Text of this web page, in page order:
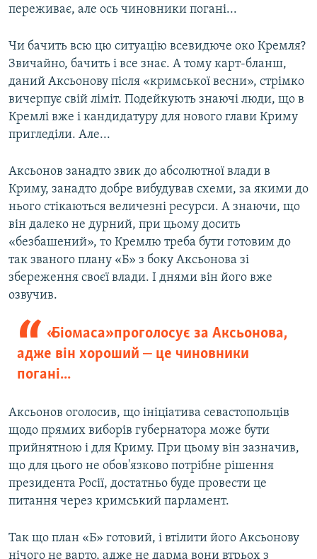
переживає, але ось чиновники погані...
Чи бачить всю цю ситуацію всевидюче око Кремля?
Звичайно, бачить і все знає. А тому карт-бланш,
даний Аксьонову після «кримської весни», стрімко
вичерпує свій ліміт. Подейкують знаючі люди, що в
Кремлі вже і кандидатуру для нового глави Криму
пригледіли. Але...
Аксьонов занадто звик до абсолютної влади в
Криму, занадто добре вибудував схеми, за якими до
нього стікаються величезні ресурси. А знаючи, що
він далеко не дурний, при цьому досить
«безбашений», то Кремлю треба бути готовим до
так званого плану «Б» з боку Аксьонова зі
збереження своєї влади. І днями він його вже
озвучив.
«Біомаса» проголосує за Аксьонова,
адже він хороший ‒ це чиновники
погані...
Аксьонов оголосив, що ініціатива севастопольців
щодо прямих виборів губернатора може бути
прийнятною і для Криму. При цьому він зазначив,
що для цього не обов'язково потрібне рішення
президента Росії, достатньо буде провести це
питання через кримський парламент.
Так що план «Б» готовий, і втілити його Аксьонову
нічого не варто, адже не дарма вони втрьох з